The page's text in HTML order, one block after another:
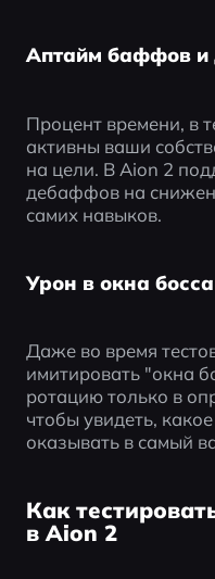
Аптайм баффов
Процент времени, в
активны ваши
на цели. В Aion 2
дебаффов на
самих навыков.
Урон в окна босса
Даже во время
имитировать "окна
ротацию только в
чтобы увидеть,
оказывать в самый
Как
в Aion 2